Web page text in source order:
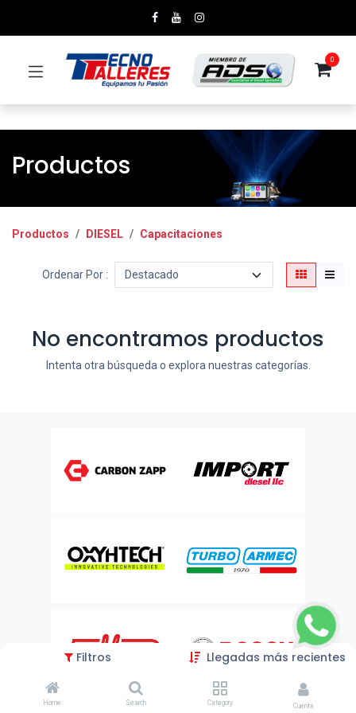
Filtros Llegadas más recientes
Home Search Category Cuenta
0
Productos
Productos DIESEL Capacitaciones
Ordenar Por :
No encontramos productos
Intenta otra búsqueda o explora nuestras categorías.